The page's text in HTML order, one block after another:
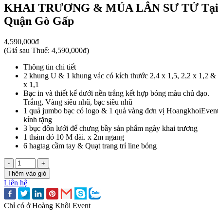
KHAI TRƯƠNG & MÚA LÂN SƯ TỬ Tại
Quận Gò Gấp
4,590,000đ
(Giá sau Thuế: 4,590,000đ)
Thông tin chi tiết
2 khung U & 1 khung vác có kích thước 2,4 x 1,5, 2,2 x 1,2 &
x 1,1
Bạc in và thiết kế dưới nền trắng kết hợp bóng màu chủ đạo.
Trắng, Vàng siêu nhũ, bạc siêu nhũ
1 quả jumbo bạc có logo & 1 quả vàng đơn vị
kính tặng
3 bục đôn lưới để chưng bầy sản phẩm ngày khai trương
1 thảm đỏ 10 M dài. x 2m ngang
6 hagtag cầm tay & Quạt trang trí line bóng
-
+
Thêm vào giỏ
Liên hệ
Chỉ có ở Hoàng Khôi Event